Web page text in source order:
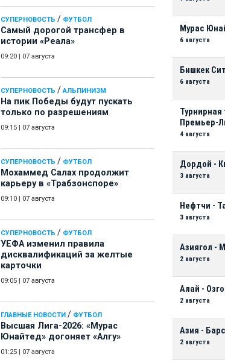
СУПЕРНОВОСТЬ / ФУТБОЛ
Самый дорогой трансфер в
истории «Реала»
09:20 07 августа
СУПЕРНОВОСТЬ / АЛЬПИНИЗМ
На пик Победы будут пускать
только по разрешениям
09:15 07 августа
СУПЕРНОВОСТЬ / ФУТБОЛ
Мохаммед Салах продолжит
карьеру в «Трабзонспоре»
09:10 07 августа
СУПЕРНОВОСТЬ / ФУТБОЛ
УЕФА изменил правила
дисквалификаций за желтые
карточки
09:05 07 августа
ГЛАВНЫЕ НОВОСТИ / ФУТБОЛ
Высшая Лига-2026: «Мурас
Юнайтед» догоняет «Алгу»
01:25 07 августа
Мурас
6 августа
Бишкек
6 августа
Премьер-
4 августа
Дордой -
3 августа
Нефтчи -
3 августа
Азиягол -
2 августа
Алай -
2 августа
Азия - Барс
2 августа